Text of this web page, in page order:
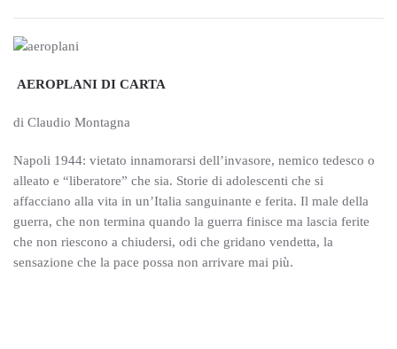
AEROPLANI DI CARTA
di Claudio Montagna
Napoli 1944: vietato innamorarsi dell’invasore, nemico tedesco o
alleato e “liberatore” che sia. Storie di adolescenti che si
affacciano alla vita in un’Italia sanguinante e ferita. Il male della
guerra, che non termina quando la guerra finisce ma lascia ferite
che non riescono a chiudersi, odi che gridano vendetta, la
sensazione che la pace possa non arrivare mai più.